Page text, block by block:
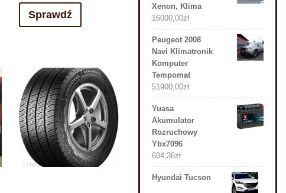
Sprawdź
Xenon, Klima
16000,00zł
Peugeot 2008
Navi Klimatronik
Komputer
Tempomat
51900,00zł
Yuasa
Akumulator
Rozruchowy
Ybx7096
604,36zł
Hyundai Tucson